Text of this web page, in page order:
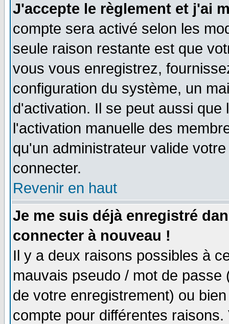
J'accepte le règlement et j'ai
compte sera activé selon les
seule raison restante est que
vous vous enregistrez,
configuration du système, un
d'activation. Il se peut aussi
l'activation manuelle des
qu'un administrateur valide
connecter.
Revenir en haut
Je me suis déjà enregistré
connecter à nouveau !
Il y a deux raisons possibles à
mauvais pseudo / mot de
de votre enregistrement) ou
compte pour différentes